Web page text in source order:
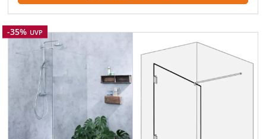
Rabatt
-35% UVP